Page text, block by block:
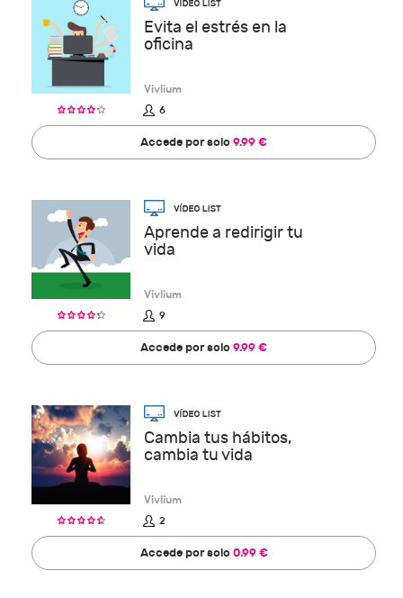
Evita el estrés en la
oficina
Vivlium
6
Accede por solo9.99 €
Aprende a redirigir tu
vida
Vivlium
9
Accede por solo9.99 €
Cambia tus hábitos,
cambia tu vida
Vivlium
2
Accede por solo0.99 €